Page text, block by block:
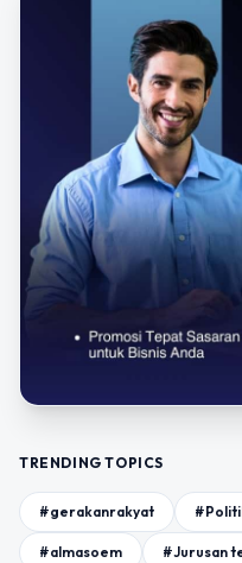
TRENDING TOPICS
#gerakanrakyat
#almasoem #Jurusan